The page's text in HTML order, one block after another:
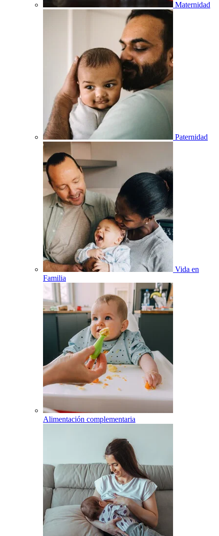
Maternidad
Paternidad
Vida en
Familia
Alimentación complementaria